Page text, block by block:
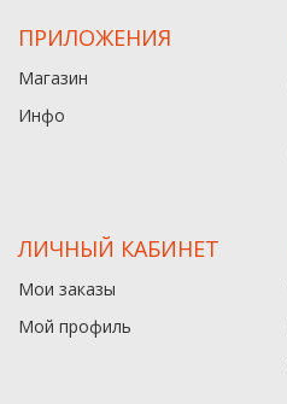
ПРИЛОЖЕНИЯ
Магазин
Инфо
ЛИЧНЫЙ КАБИНЕТ
Мои заказы
Мой профиль